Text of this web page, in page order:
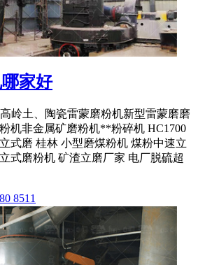
家好
岭土、陶瓷雷蒙磨粉机新型雷蒙磨磨
机非金属矿磨粉机**粉碎机 HC1700
式磨 桂林 小型磨煤粉机 煤粉中速立
式磨粉机 矿渣立磨厂家 电厂脱硫超
8511